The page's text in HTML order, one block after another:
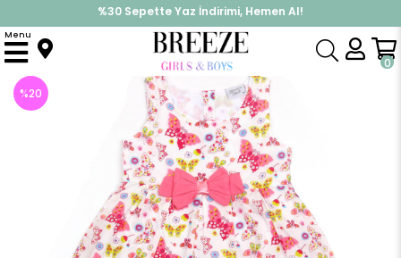
%30 Sepette Yaz İndirimi, Hemen Al!
İndirimlere ek %10 İndirimi Kap, Hemen Üye Ol!
0
Menu
Anasayfa Elbise Modelleri Uzun Kol Elbise
%20